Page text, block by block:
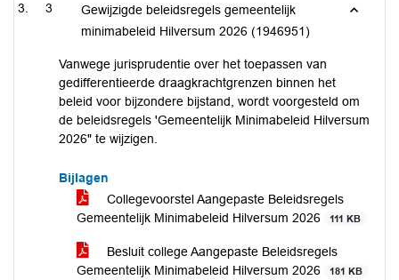
3
Gewijzigde beleidsregels gemeentelijk
minimabeleid Hilversum 2026 (1946951)
Vanwege jurisprudentie over het toepassen van
gedifferentieerde draagkrachtgrenzen binnen het
beleid voor bijzondere bijstand, wordt voorgesteld om
de beleidsregels 'Gemeentelijk Minimabeleid Hilversum
2026" te wijzigen.
Bijlagen
Collegevoorstel Aangepaste Beleidsregels
Gemeentelijk Minimabeleid Hilversum 2026
111 KB
Besluit college Aangepaste Beleidsregels
Gemeentelijk Minimabeleid Hilversum 2026
181 KB